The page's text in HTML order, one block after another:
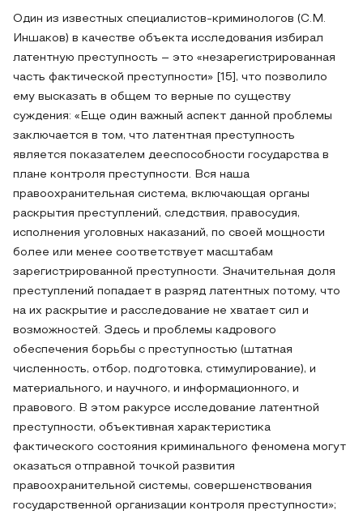
Один из известных специалистов-криминологов (С.М.
Иншаков) в качестве объекта исследования избирал
латентную преступность – это «незарегистрированная
часть фактической преступности» [15], что позволило
ему высказать в общем то верные по существу
суждения: «Еще один важный аспект данной проблемы
заключается в том, что латентная преступность
является показателем дееспособности государства в
плане контроля преступности. Вся наша
правоохранительная система, включающая органы
раскрытия преступлений, следствия, правосудия,
исполнения уголовных наказаний, по своей мощности
более или менее соответствует масштабам
зарегистрированной преступности. Значительная доля
преступлений попадает в разряд латентных потому, что
на их раскрытие и расследование не хватает сил и
возможностей. Здесь и проблемы кадрового
обеспечения борьбы с преступностью (штатная
численность, отбор, подготовка, стимулирование), и
материального, и научного, и информационного, и
правового. В этом ракурсе исследование латентной
преступности, объективная характеристика
фактического состояния криминального феномена могут
оказаться отправной точкой развития
правоохранительной системы, совершенствования
государственной организации контроля преступности»;